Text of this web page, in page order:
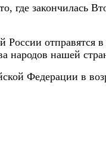
закончилась
отправятся
народов нашей
Федерации в